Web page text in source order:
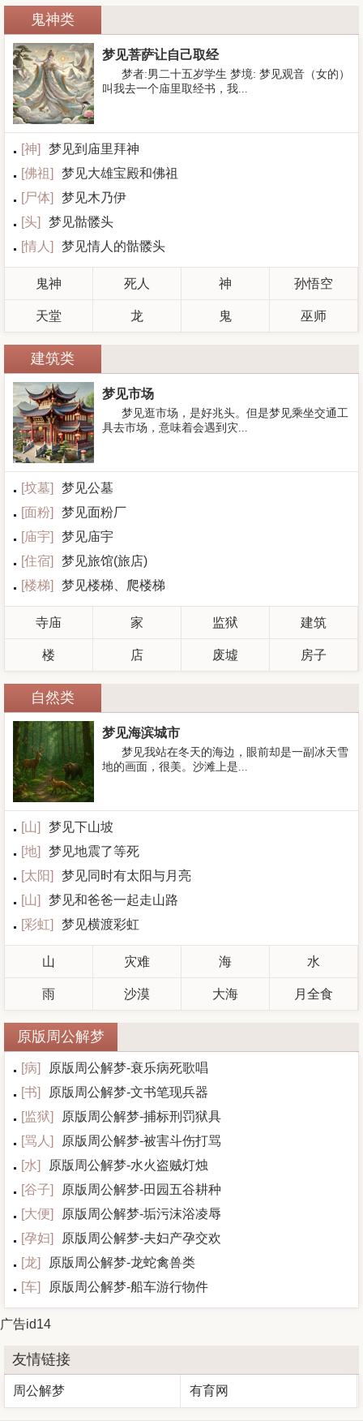
鬼神类
梦见菩萨让自己取经
梦者:男二十五岁学生 梦境: 梦见观音（女的）
叫我去一个庙里取经书，我...
[神]
梦见到庙里拜神
[佛祖]
梦见大雄宝殿和佛祖
[尸体]
梦见木乃伊
[头]
梦见骷髅头
[情人 ] 梦见情人的骷髅头
鬼神 死人 神 孙悟空
天堂 龙 鬼 巫师
建筑类
梦见市场
梦见逛市场，是好兆头。但是梦见乘坐交通工
具去市场，意味着会遇到灾...
[坟墓]
梦见公墓
[面粉]
梦见面粉厂
[庙宇]
梦见庙宇
[住宿]
梦见旅馆(旅店)
[楼梯] 梦见楼梯、爬楼梯
寺庙 家 监狱 建筑
楼 店 废墟 房子
自然类
梦见海滨城市
梦见我站在冬天的海边，眼前却是一副冰天雪
地的画面，很美。沙滩上是...
[山]
梦见下山坡
[地]
梦见地震了等死
[太阳]
梦见同时有太阳与月亮
[山]
梦见和爸爸一起走山路
[彩虹] 梦见横渡彩虹
山 灾难 海 水
雨 沙漠 大海 月全食
原版周公解梦
[病]
原版周公解梦-衰乐病死歌唱
[书]
原版周公解梦-文书笔现兵器
[监狱]
原版周公解梦-捕标刑罚狱具
[骂人 ]
原版周公解梦-被害斗伤打骂
[水]
原版周公解梦-水火盗贼灯烛
[谷子]
原版周公解梦-田园五谷耕种
[大便]
原版周公解梦-垢污沫浴凌辱
[孕妇]
原版周公解梦-夫妇产孕交欢
[龙]
原版周公解梦-龙蛇禽兽类
[车] 原版周公解梦-船车游行物件
广告id14
友情链接
周公解梦 有育网